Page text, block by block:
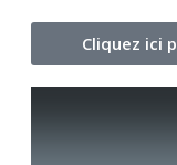
Cliquez ici